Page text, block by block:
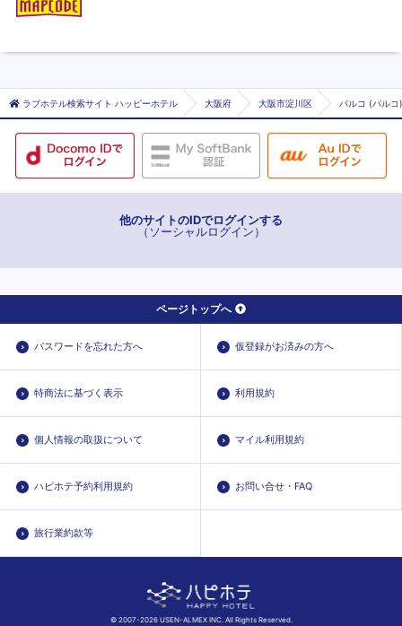
ラブホテル検索サイト ハッピーホテル 大阪府 大阪市淀川区 パルコ (パルコ)
他のサイトのIDでログインする
（ソーシャルログイン）
ページトップへ
パスワードを忘れた方へ 仮登録がお済みの方へ
特商法に基づく表示 利用規約
個人情報の取扱について マイル利用規約
ハピホテ予約利用規約 お問い合せ・FAQ
旅行業約款等
© 2007-2026 USEN-ALMEX INC. All Rights Reserved.